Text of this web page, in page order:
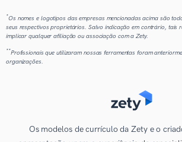
*Os nomes e logotipos das empresas mencionadas acima são
seus respectivos proprietários. Salvo indicação em contrário, tais
implicar qualquer afiliação ou associação com a Zety.
**Profissionais que utilizaram nossas ferramentas foram
organizações.
Os modelos de currículo da Zety e o